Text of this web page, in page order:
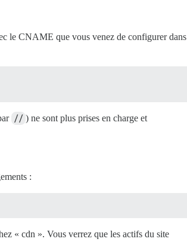
le CNAME que vous venez de configurer dans
// ) ne sont plus prises en charge et
:
« cdn ». Vous verrez que les actifs du site